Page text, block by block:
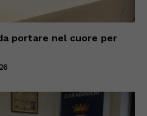
portare nel cuore per